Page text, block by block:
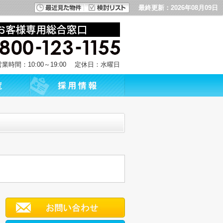
最終更新：2026年08月09日
業時間：10:00～19:00 定休日：水曜日